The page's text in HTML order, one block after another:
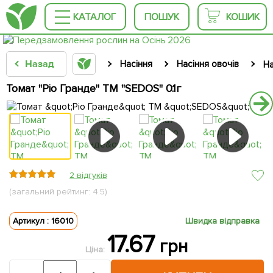
КАТАЛОГ ПОШУК КОШИК
Назад Насіння Насіння овочів
Томат "Ріо Гранде" ТМ "SEDOS" 0.1г
2 відгуків
(загальний рейтинг: 4.5)
Артикул : 16010 Швидка відправка
Ціна: 17.67 грн